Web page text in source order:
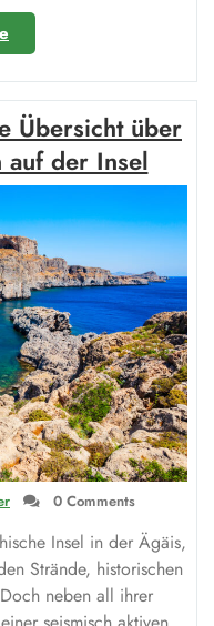
gibt
es
für
Gesteinsarten?“
Übersicht über
auf der Insel
0 Comments
Insel in der Ägäis,
Strände, historischen
neben all ihrer